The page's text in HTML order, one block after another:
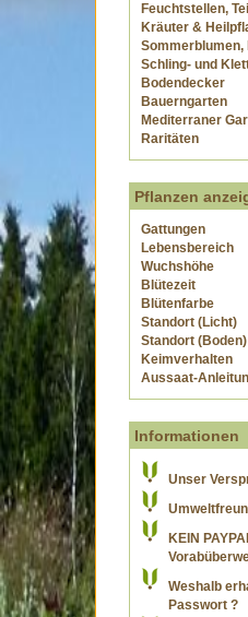
Feuchtstellen,
Kräuter &
Sommerblumen,
Schling- und
Bodendecker
Bauerngarten
Mediterraner
Raritäten
Pflanzen
Gattungen
Lebensbereich
Wuchshöhe
Blütezeit
Blütenfarbe
Standort (Licht)
Standort (Boden)
Keimverhalten
Aussaat-
Informationen
Unser
KEIN
Weshalb
Passwort ?